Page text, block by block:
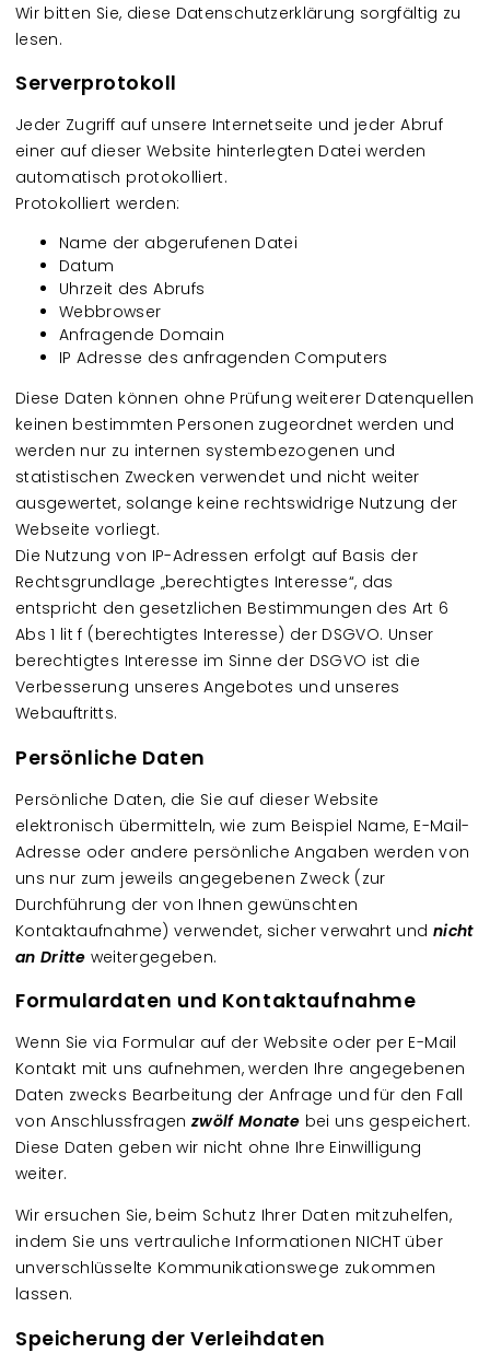
Wir bitten Sie, diese Datenschutzerklärung sorgfältig zu
lesen.
Serverprotokoll
Jeder Zugriff auf unsere Internetseite und jeder Abruf
einer auf dieser Website hinterlegten Datei werden
automatisch protokolliert.
Protokolliert werden:
Name der abgerufenen Datei
Datum
Uhrzeit des Abrufs
Webbrowser
Anfragende Domain
IP Adresse des anfragenden Computers
Diese Daten können ohne Prüfung weiterer Datenquellen
keinen bestimmten Personen zugeordnet werden und
werden nur zu internen systembezogenen und
statistischen Zwecken verwendet und nicht weiter
ausgewertet, solange keine rechtswidrige Nutzung der
Webseite vorliegt.
Die Nutzung von IP-Adressen erfolgt auf Basis der
Rechtsgrundlage „berechtigtes Interesse“, das
entspricht den gesetzlichen Bestimmungen des Art 6
Abs 1 lit f (berechtigtes Interesse) der DSGVO. Unser
berechtigtes Interesse im Sinne der DSGVO ist die
Verbesserung unseres Angebotes und unseres
Webauftritts.
Persönliche Daten
Persönliche Daten, die Sie auf dieser Website
elektronisch übermitteln, wie zum Beispiel Name, E-Mail-
Adresse oder andere persönliche Angaben werden von
uns nur zum jeweils angegebenen Zweck (zur
Durchführung der von Ihnen gewünschten
Kontaktaufnahme) verwendet, sicher verwahrt und nicht
an Dritte weitergegeben.
Formulardaten und Kontaktaufnahme
Wenn Sie via Formular auf der Website oder per E-Mail
Kontakt mit uns aufnehmen, werden Ihre angegebenen
Daten zwecks Bearbeitung der Anfrage und für den Fall
von Anschlussfragenzwölf Monate bei uns gespeichert.
Diese Daten geben wir nicht ohne Ihre Einwilligung
weiter.
Wir ersuchen Sie, beim Schutz Ihrer Daten mitzuhelfen,
indem Sie uns vertrauliche Informationen NICHT über
unverschlüsselte Kommunikationswege zukommen
lassen.
Speicherung der Verleihdaten